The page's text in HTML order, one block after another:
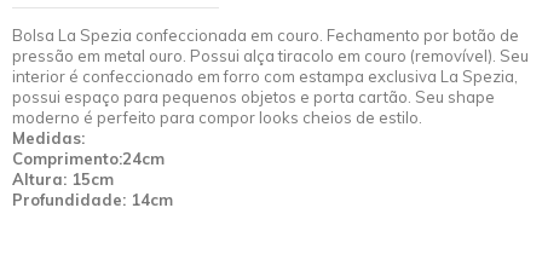
Bolsa La Spezia confeccionada em couro. Fechamento por botão de
pressão em metal ouro. Possui alça tiracolo em couro (removível). Seu
interior é confeccionado em forro com estampa exclusiva La Spezia,
possui espaço para pequenos objetos e porta cartão. Seu shape
moderno é perfeito para compor looks cheios de estilo.
Medidas:
Comprimento:24cm
Altura: 15cm
Profundidade: 14cm